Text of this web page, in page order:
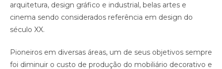
arquitetura, design gráfico e industrial, belas artes e
cinema sendo considerados referência em design do
século XX.
Pioneiros em diversas áreas, um de seus objetivos sempre
foi diminuir o custo de produção do mobiliário decorativo e